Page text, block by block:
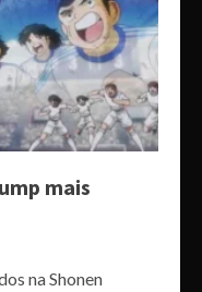
mais
na Shonen